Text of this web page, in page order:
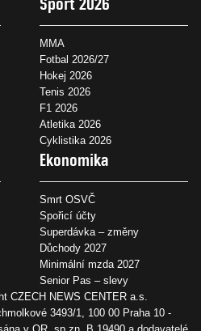
MMA
Fotbal 2026/27
Hokej 2026
Tenis 2026
F1 2026
Atletika 2026
Cyklistika 2026
Ekonomika
Smrt OSVČ
Spořicí účty
Superdávka – změny
Důchody 2027
Minimální mzda 2027
Senior Pas – slevy
CZECH NEWS CENTER a.s.
3493/1, 100 00 Praha 10 -